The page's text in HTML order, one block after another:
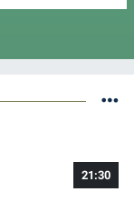
21:30